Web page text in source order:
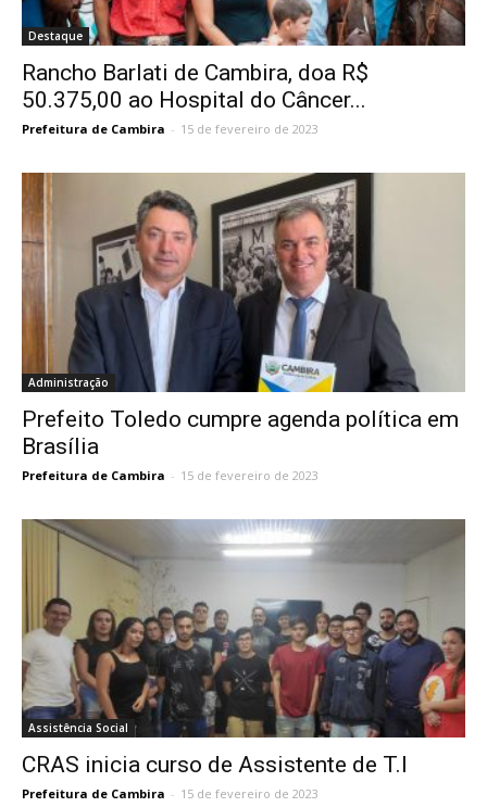
Destaque
Rancho Barlati de Cambira, doa R$
50.375,00 ao Hospital do Câncer...
Prefeitura de Cambira - 15 de fevereiro de 2023
Administração
Prefeito Toledo cumpre agenda política em
Brasília
Prefeitura de Cambira - 15 de fevereiro de 2023
Assistência Social
CRAS inicia curso de Assistente de T.I
Prefeitura de Cambira - 15 de fevereiro de 2023